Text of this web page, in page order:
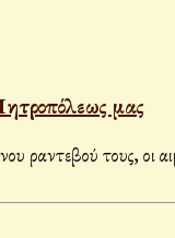
μας
ραντεβού τους, οι